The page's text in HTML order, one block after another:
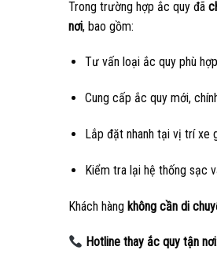
Trong trường hợp ắc quy đã
nơi, bao gồm:
Tư vấn loại ắc quy phù
Cung cấp ắc quy mới,
Lắp đặt nhanh tại vị trí xe
Kiểm tra lại hệ thống sạc
Khách hàng không cần di
Hotline thay ắc quy tận